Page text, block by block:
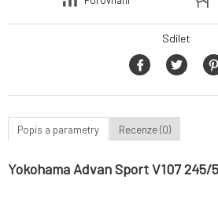
Sdílet
Popis a parametry Recenze (0)
Yokohama Advan Sport V107 245/